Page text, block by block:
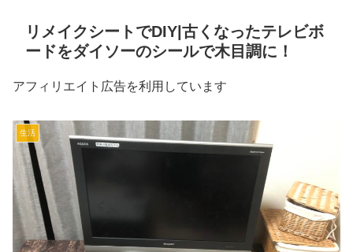
リメイクシートでDIY|古くなったテレビボ
ードをダイソーのシールで木目調に！
アフィリエイト広告を利用しています
生活